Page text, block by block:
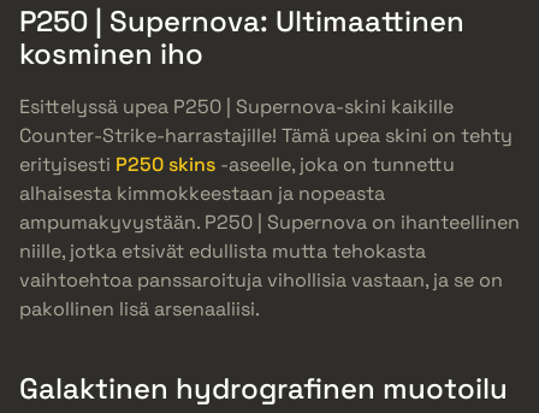
P250 | Supernova: Ultimaattinen
kosminen iho
Esittelyssä upea P250 | Supernova-skini kaikille
Counter-Strike-harrastajille! Tämä upea skini on tehty
erityisesti P250 skins -aseelle, joka on tunnettu
alhaisesta kimmokkeestaan ja nopeasta
ampumakyvystään. P250 | Supernova on ihanteellinen
niille, jotka etsivät edullista mutta tehokasta
vaihtoehtoa panssaroituja vihollisia vastaan, ja se on
pakollinen lisä arsenaaliisi.
Galaktinen hydrografinen muotoilu